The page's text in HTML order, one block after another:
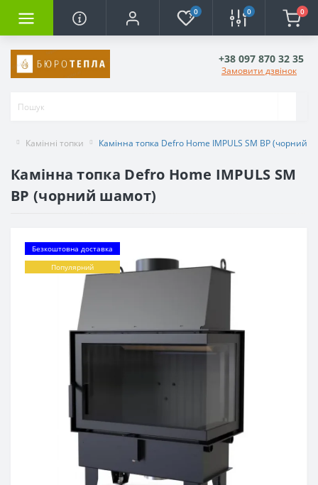
0 0 0
+38 097 870 32 35
Замовити дзвінок
Камінні топки Камінна топка Defro Home IMPULS SM BP (чорний
Камінна топка Defro Home IMPULS SM
BP (чорний шамот)
Безкоштовна доставка
Популярний